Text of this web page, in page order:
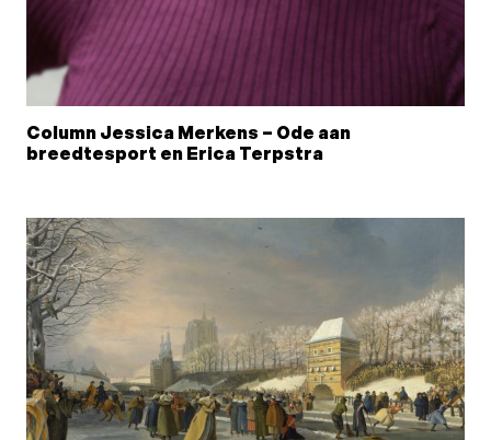
Column Jessica Merkens – Ode aan
breedtesport en Erica Terpstra